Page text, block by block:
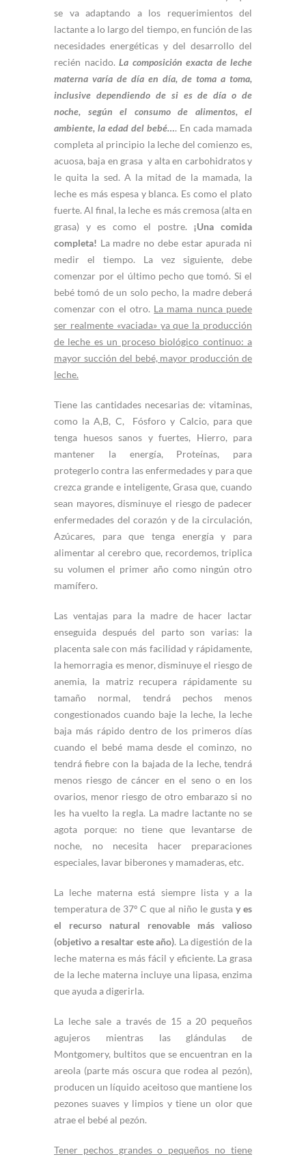
se va adaptando a los requerimientos del
lactante a lo largo del tiempo, en función de las
necesidades energéticas y del desarrollo del
recién nacido. La composición exacta de leche
materna varía de día en día, de toma a toma,
inclusive dependiendo de si es de día o de
noche, según el consumo de alimentos, el
ambiente, la edad del bebé…. En cada mamada
completa al principio la leche del comienzo es,
acuosa, baja en grasa y alta en carbohidratos y
le quita la sed. A la mitad de la mamada, la
leche es más espesa y blanca. Es como el plato
fuerte. Al final, la leche es más cremosa (alta en
grasa) y es como el postre. ¡Una comida
completa! La madre no debe estar apurada ni
medir el tiempo. La vez siguiente, debe
comenzar por el último pecho que tomó. Si el
bebé tomó de un solo pecho, la madre deberá
comenzar con el otro. La mama nunca puede
ser realmente «vaciada» ya que la producción
de leche es un proceso biológico continuo: a
mayor succión del bebé, mayor producción de
leche.
Tiene las cantidades necesarias de: vitaminas,
como la A,B, C, Fósforo y Calcio, para que
tenga huesos sanos y fuertes, Hierro, para
mantener la energía, Proteínas, para
protegerlo contra las enfermedades y para que
crezca grande e inteligente, Grasa que, cuando
sean mayores, disminuye el riesgo de padecer
enfermedades del corazón y de la circulación,
Azúcares, para que tenga energía y para
alimentar al cerebro que, recordemos, triplica
su volumen el primer año como ningún otro
mamífero.
Las ventajas para la madre de hacer lactar
enseguida después del parto son varias: la
placenta sale con más facilidad y rápidamente,
la hemorragia es menor, disminuye el riesgo de
anemia, la matriz recupera rápidamente su
tamaño normal, tendrá pechos menos
congestionados cuando baje la leche, la leche
baja más rápido dentro de los primeros días
cuando el bebé mama desde el cominzo, no
tendrá fiebre con la bajada de la leche, tendrá
menos riesgo de cáncer en el seno o en los
ovarios, menor riesgo de otro embarazo si no
les ha vuelto la regla. La madre lactante no se
agota porque: no tiene que levantarse de
noche, no necesita hacer preparaciones
especiales, lavar biberones y mamaderas, etc.
La leche materna está siempre lista y a la
temperatura de 37º C que al niño le gusta y es
el recurso natural renovable más valioso
(objetivo a resaltar este año). La digestión de la
leche materna es más fácil y eficiente. La grasa
de la leche materna incluye una lipasa, enzima
que ayuda a digerirla.
La leche sale a través de 15 a 20 pequeños
agujeros mientras las glándulas de
Montgomery, bultitos que se encuentran en la
areola (parte más oscura que rodea al pezón),
producen un líquido aceitoso que mantiene los
pezones suaves y limpios y tiene un olor que
atrae el bebé al pezón.
Tener pechos grandes o pequeños no tiene